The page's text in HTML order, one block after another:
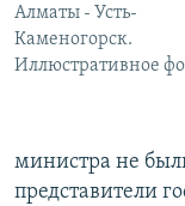
Алматы - Усть-
Каменогорск.
Иллюстративное
министра не
представители